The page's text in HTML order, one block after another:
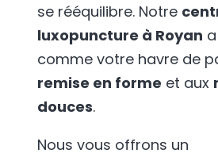
se rééquilibre. Notre
luxopuncture à Royan
comme votre havre de
remise en forme et aux
douces.
Nous vous offrons un